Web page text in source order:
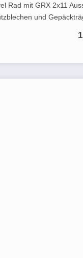
Rad mit GRX 2x11
und